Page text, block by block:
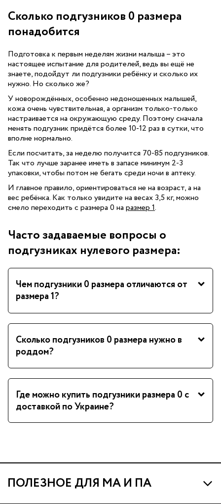
Сколько подгузников 0 размера
понадобится
Подготовка к первым неделям жизни малыша – это
настоящее испытание для родителей, ведь вы ещё не
знаете, подойдут ли подгузники ребёнку и сколько их
нужно. Но сколько же?
У новорождённых, особенно недоношенных малышей,
кожа очень чувствительная, а организм только-только
настраивается на окружающую среду. Поэтому сначала
менять подгузник придётся более 10-12 раз в сутки, что
вполне нормально.
Если посчитать, за неделю получится 70-85 подгузников.
Так что лучше заранее иметь в запасе минимум 2-3
упаковки, чтобы потом не бегать среди ночи в аптеку.
И главное правило, ориентироваться не на возраст, а на
вес ребёнка. Как только увидите на весах 3,5 кг, можно
смело переходить с размера 0 на размер 1.
Часто задаваемые вопросы о
подгузниках нулевого размера:
Чем подгузники 0 размера отличаются от
размера 1?
Сколько подгузников 0 размера нужно в
роддом?
Где можно купить подгузники размера 0 с
доставкой по Украине?
ПОЛЕЗНОЕ ДЛЯ МА И ПА